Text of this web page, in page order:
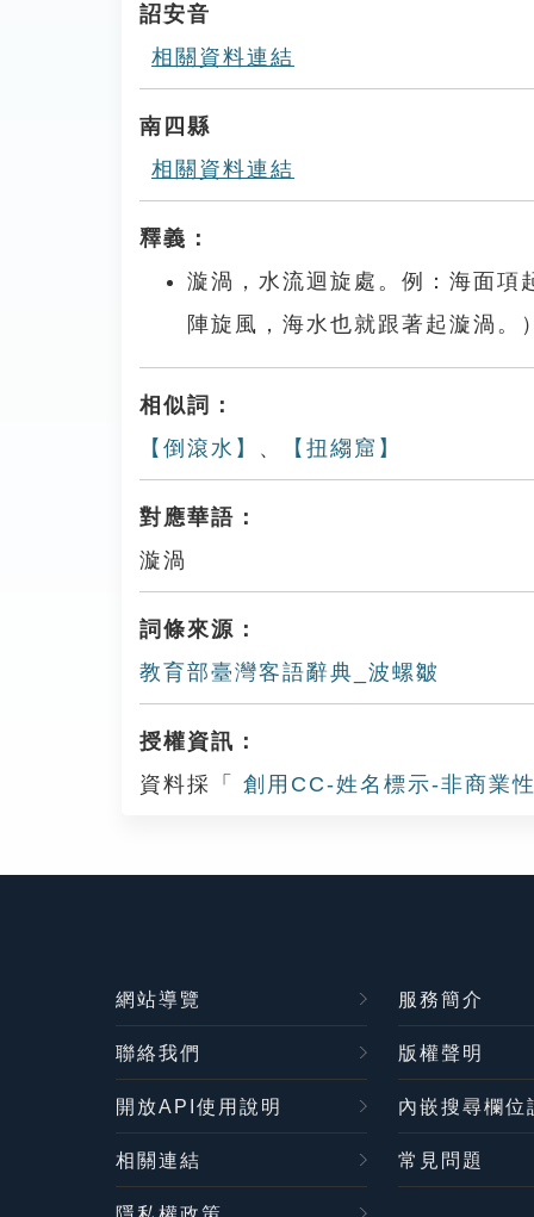
詔安音
相關資料連結
南四縣
相關資料連結
釋義：
漩渦，水流迴旋處。例：海面項
陣旋風，海水也就跟著起漩渦。）
相似詞：
【倒滾水】 、 【扭縐窟】
對應華語：
漩渦
詞條來源：
教育部臺灣客語辭典_波螺皺
授權資訊：
資料採「
創用CC-姓名標示-非商業
網站導覽 服務簡介
聯絡我們 版權聲明
開放API使用說明 內嵌搜尋欄位
相關連結 常見問題